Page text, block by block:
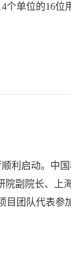
个单位的16位
利启动。中
院副院长、上
目团队代表参